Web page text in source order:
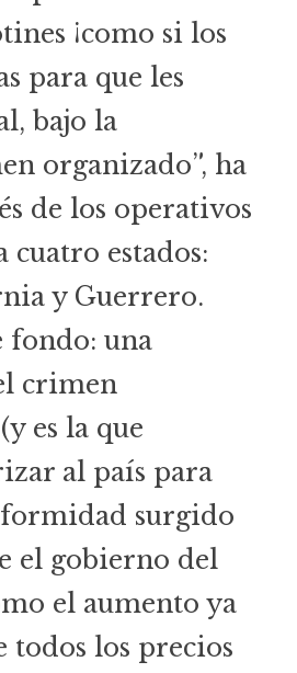
¡como si los
para que les
bajo la
organizado”, ha
de los operativos
estados:
y Guerrero.
fondo: una
crimen
es la que
al país para
surgido
el gobierno del
el aumento ya
los precios